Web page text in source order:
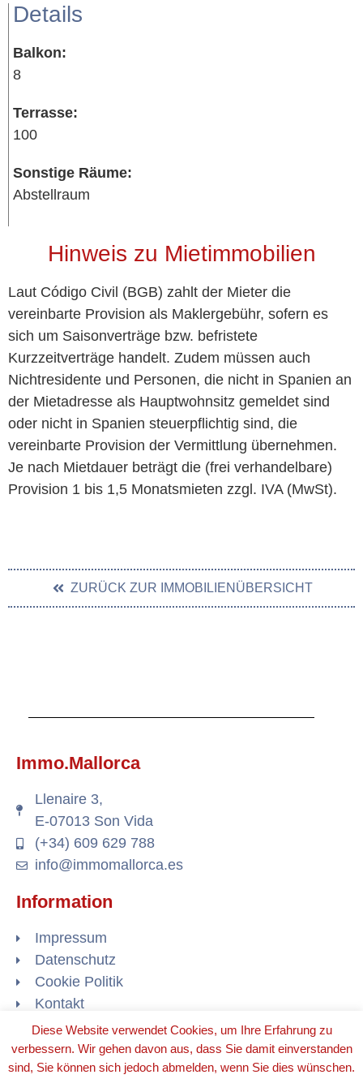
Details
Balkon:
8
Terrasse:
100
Sonstige Räume:
Abstellraum
Hinweis zu Mietimmobilien
Laut Código Civil (BGB) zahlt der Mieter die
vereinbarte Provision als Maklergebühr, sofern es
sich um Saisonverträge bzw. befristete
Kurzzeitverträge handelt. Zudem müssen auch
Nichtresidente und Personen, die nicht in Spanien an
der Mietadresse als Hauptwohnsitz gemeldet sind
oder nicht in Spanien steuerpflichtig sind, die
vereinbarte Provision der Vermittlung übernehmen.
Je nach Mietdauer beträgt die (frei verhandelbare)
Provision 1 bis 1,5 Monatsmieten zzgl. IVA (MwSt).
ZURÜCK ZUR IMMOBILIENÜBERSICHT
Immo.Mallorca
Llenaire 3,
E-07013 Son Vida
(+34) 609 629 788
info@immomallorca.es
Information
Impressum
Datenschutz
Cookie Politik
Kontakt
© 2020 ALL RIGHTS RESERVED​
Diese Website verwendet Cookies, um Ihre Erfahrung zu
verbessern. Wir gehen davon aus, dass Sie damit einverstanden
sind, Sie können sich jedoch abmelden, wenn Sie dies wünschen.